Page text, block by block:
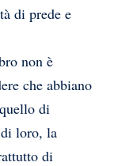
di prede e
non è
che abbiano
di
di loro, la
di